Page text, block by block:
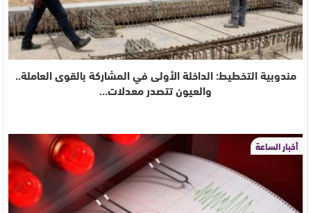
مندوبية التخطيط: الداخلة الأولى في المشاركة بالقوى العاملة..
والعيون تتصدر معدلات…
أخبار الساعة